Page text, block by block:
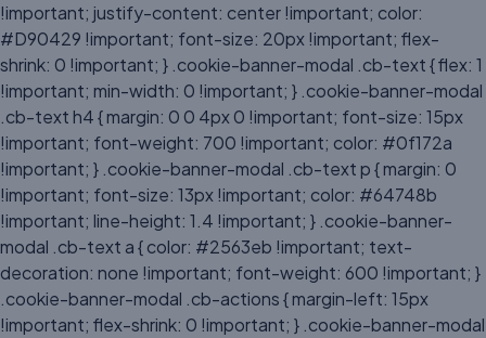
!important; justify-content: center !important; color:
#D90429 !important; font-size: 20px !important; flex-
shrink: 0 !important; } .cookie-banner-modal .cb-text { flex: 1
!important; min-width: 0 !important; } .cookie-banner-modal
.cb-text h4 { margin: 0 0 4px 0 !important; font-size: 15px
!important; font-weight: 700 !important; color: #0f172a
!important; } .cookie-banner-modal .cb-text p { margin: 0
!important; font-size: 13px !important; color: #64748b
!important; line-height: 1.4 !important; } .cookie-banner-
modal .cb-text a { color: #2563eb !important; text-
decoration: none !important; font-weight: 600 !important; }
.cookie-banner-modal .cb-actions { margin-left: 15px
!important; flex-shrink: 0 !important; } .cookie-banner-modal